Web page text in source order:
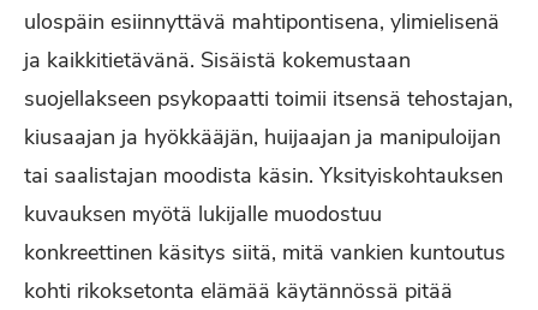
ulospäin esiinnyttävä mahtipontisena, ylimielisenä
ja kaikkitietävänä. Sisäistä kokemustaan
suojellakseen psykopaatti toimii itsensä tehostajan,
kiusaajan ja hyökkääjän, huijaajan ja manipuloijan
tai saalistajan moodista käsin. Yksityiskohtauksen
kuvauksen myötä lukijalle muodostuu
konkreettinen käsitys siitä, mitä vankien kuntoutus
kohti rikoksetonta elämää käytännössä pitää